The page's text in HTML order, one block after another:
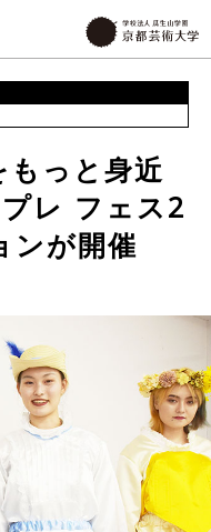
もっと身近
レ フェス2
ンが開催